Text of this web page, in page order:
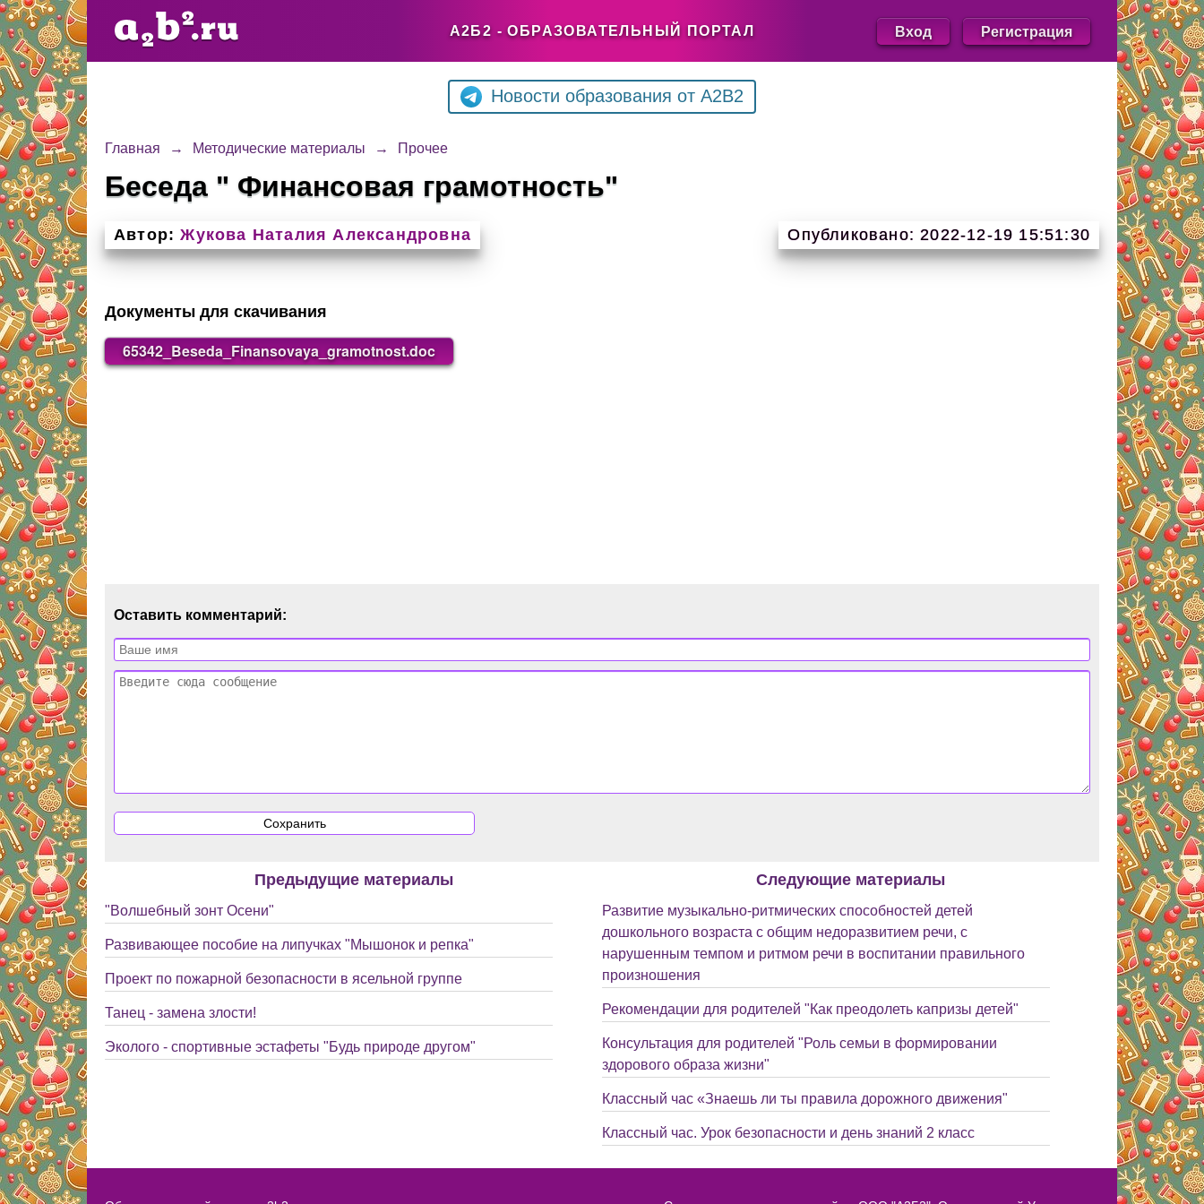
А2Б2 - ОБРАЗОВАТЕЛЬНЫЙ ПОРТАЛ Вход Регистрация
Новости образования от A2B2
Главная → Методические материалы → Прочее
Беседа " Финансовая грамотность"
Автор: Жукова Наталия Александровна Опубликовано: 2022-12-19 15:51:30
Документы для скачивания
65342_Beseda_Finansovaya_gramotnost.doc
Оставить комментарий:
Предыдущие материалы
"Волшебный зонт Осени"
Развивающее пособие на липучках "Мышонок и репка"
Проект по пожарной безопасности в ясельной группе
Танец - замена злости!
Эколого - спортивные эстафеты "Будь природе другом"
Следующие материалы
Развитие музыкально-ритмических способностей детей
дошкольного возраста с общим недоразвитием речи, с
нарушенным темпом и ритмом речи в воспитании правильного
произношения
Рекомендации для родителей "Как преодолеть капризы детей"
Консультация для родителей "Роль семьи в формировании
здорового образа жизни"
Классный час «Знаешь ли ты правила дорожного движения"
Классный час. Урок безопасности и день знаний 2 класс